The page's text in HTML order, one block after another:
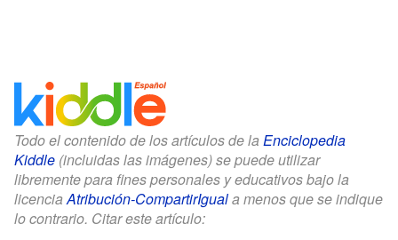
Todo el contenido de los artículos de la Enciclopedia
Kiddle (incluidas las imágenes) se puede utilizar
libremente para fines personales y educativos bajo la
licenciaAtribución-CompartirIguala menos que se indique
lo contrario. Citar este artículo: